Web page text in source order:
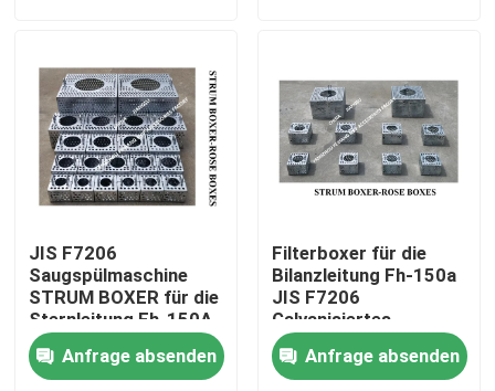
Über uns
Fabrik Tour
Qualitätskontrolle
Kontakt
JIS F7206
Saugspülmaschine
STRUM BOXER für die
Sternleitung Fh-150A
Mesh 10 mm
Anfrage absenden
Filterboxer für die
Bilanzleitung Fh-150a
JIS F7206
Galvanisiertes
Stahlnetz-10 mm
Anfrage absenden